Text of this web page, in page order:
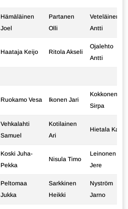
Hämäläinen
Joel
Partanen
Olli
Veteläinen
Antti
Haataja Keijo Ritola Akseli
Ojalehto
Antti
Ruokamo Vesa Ikonen Jari
Kokkonen
Sirpa
Vehkalahti
Samuel
Kotilainen
Ari
Hietala Kai
Koski Juha-
Pekka
Nisula Timo
Leinonen
Jere
Peltomaa
Jukka
Sarkkinen
Heikki
Nyström
Jarno